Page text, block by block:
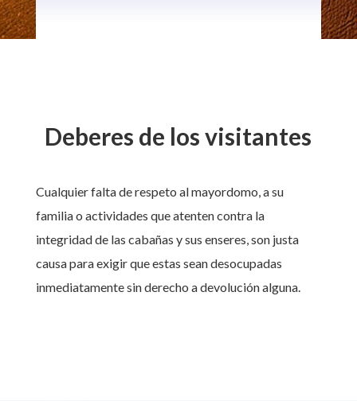
Deberes de los visitantes
Cualquier falta de respeto al mayordomo, a su
familia o actividades que atenten contra la
integridad de las cabañas y sus enseres, son justa
causa para exigir que estas sean desocupadas
inmediatamente sin derecho a devolución alguna.